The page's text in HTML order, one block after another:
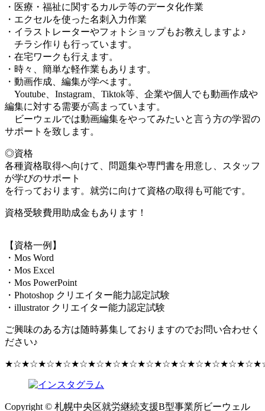
・医療・福祉に関するカルテ等のデータ化作業
・エクセルを使った名刺入力作業
・イラストレーターやフォトショップもお教えしますよ♪
チラシ作りも行っています。
・在宅ワークも行えます。
・時々、簡単な軽作業もあります。
・動画作成、編集が学べます。
Youtube、Instagram、Tiktok等、企業や個人でも動画作成や
編集に対する需要が高まっています。
ビーウェルでは動画編集をやってみたいと言う方の学習の
サポートを致します。
◎資格
各種資格取得へ向けて、問題集や専門書を用意し、スタッフ
が学びのサポート
を行っております。就労に向けて資格の取得も可能です。
資格受験費用助成金もあります！
【資格一例】
・Mos Word
・Mos Excel
・Mos PowerPoint
・Photoshop クリエイター能力認定試験
・illustrator クリエイター能力認定試験
ご興味のある方は随時募集しておりますのでお問い合わせく
ださい♪
Copyright © 札幌中央区就労継続支援B型事業所ビーウェル